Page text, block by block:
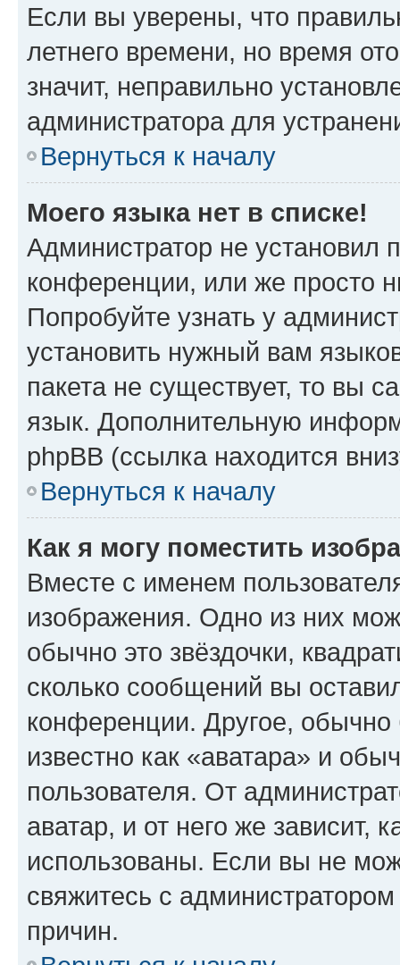
Если вы уверены, что
летнего времени, но время
значит, неправильно
администратора для
Вернуться к началу
Моего языка нет в списке!
Администратор не установил
конференции, или же просто
Попробуйте узнать у
установить нужный вам
пакета не существует, то вы
язык. Дополнительную
phpBB (ссылка находится
Вернуться к началу
Как я могу поместить
Вместе с именем
изображения. Одно из них
обычно это звёздочки,
сколько сообщений вы
конференции. Другое,
известно как «аватара» и
пользователя. От
аватар, и от него же зависит,
использованы. Если вы не
свяжитесь с
причин.